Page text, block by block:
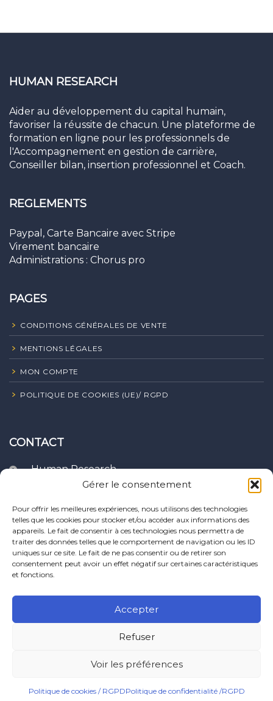
Gérer le consentement
Pour offrir les meilleures expériences, nous utilisons des technologies
telles que les cookies pour stocker et/ou accéder aux informations des
appareils. Le fait de consentir à ces technologies nous permettra de
traiter des données telles que le comportement de navigation ou les ID
uniques sur ce site. Le fait de ne pas consentir ou de retirer son
consentement peut avoir un effet négatif sur certaines caractéristiques
et fonctions.
Accepter
Refuser
Voir les préférences
Politique de cookies / RGPDPolitique de confidentialité /RGPD
HUMAN RESEARCH
Aider au développement du capital humain,
favoriser la réussite de chacun. Une plateforme de
formation en ligne pour les professionnels de
l'Accompagnement en gestion de carrière,
Conseiller bilan, insertion professionnel et Coach.
REGLEMENTS
Paypal, Carte Bancaire avec Stripe
Virement bancaire
Administrations : Chorus pro
PAGES
CONDITIONS GÉNÉRALES DE VENTE
MENTIONS LÉGALES
MON COMPTE
POLITIQUE DE COOKIES (UE)/ RGPD
CONTACT
Human Research
Clavier Recherches,
21400 Puits - France
support@human-
research.com
© Copyright 2025 - Human Research